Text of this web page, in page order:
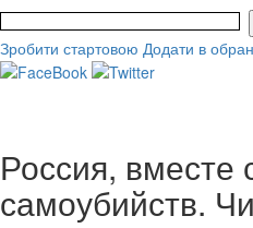
Зробити стартовою Додати в
Россия,
самоубийств.